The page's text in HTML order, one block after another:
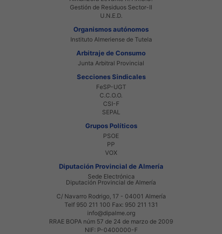
Gestión de Residuos Sector-II
U.N.E.D.
Organismos autónomos
Instituto Almeriense de Tutela
Arbitraje de Consumo
Junta Arbitral Provincial
Secciones Sindicales
FeSP-UGT
C.C.O.O.
CSI-F
SEPAL
Grupos Políticos
PSOE
PP
VOX
Diputación Provincial de Almería
Sede Electrónica
Diputación Provincial de Almería
C/ Navarro Rodrigo, 17 - 04001 Almería
Telf 950 211 100 Fax: 950 211 131
info@dipalme.org
RRAE BOPA núm 57 de 24 de marzo de 2009
NIF: P-0400000-F